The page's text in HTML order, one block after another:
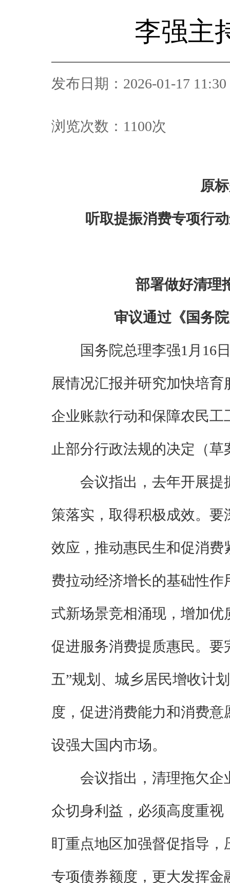
李强主
发布日期：2026-01-17 11:30
浏览次数： 1100次
原
听取提振消费专项行
部署做好清理
审议通过《国务
国务院总理李强1月16
展情况汇报并研究加快培
企业账款行动和保障农民
止部分行政法规的决定（草
会议指出，去年开展
策落实，取得积极成效。
效应，推动惠民生和促消
费拉动经济增长的基础性
式新场景竞相涌现，增加
促进服务消费提质惠民。
五”规划、城乡居民增收计
度，促进消费能力和消费
设强大国内市场。
会议指出，清理拖欠
众切身利益，必须高度重
盯重点地区加强督促指导
专项债券额度，更大发挥